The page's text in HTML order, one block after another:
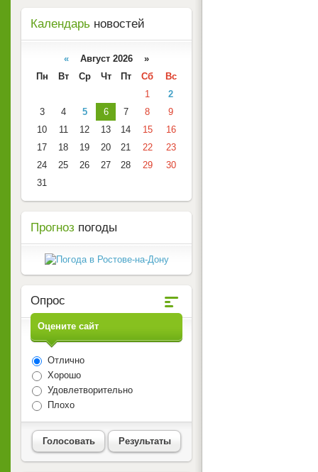
Календарь новостей
« Август 2026 »
Пн
Вт Ср Чт Пт Сб
Вс
1
2
3
4 5 6 7 8
9
10
11 12 13 14 15
16
17
18 19 20 21 22
23
24
25 26 27 28 29
30
31
Прогноз погоды
Опрос
Оцените сайт
Отлично
Хорошо
Удовлетворительно
Плохо
Голосовать Результаты